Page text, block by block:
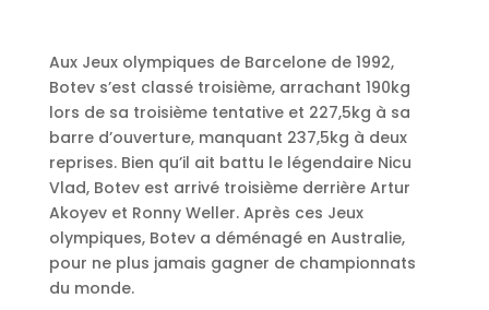
Aux Jeux olympiques de Barcelone de 1992,
Botev s’est classé troisième, arrachant 190kg
lors de sa troisième tentative et 227,5kg à sa
barre d’ouverture, manquant 237,5kg à deux
reprises. Bien qu’il ait battu le légendaire Nicu
Vlad, Botev est arrivé troisième derrière Artur
Akoyev et Ronny Weller. Après ces Jeux
olympiques, Botev a déménagé en Australie,
pour ne plus jamais gagner de championnats
du monde.